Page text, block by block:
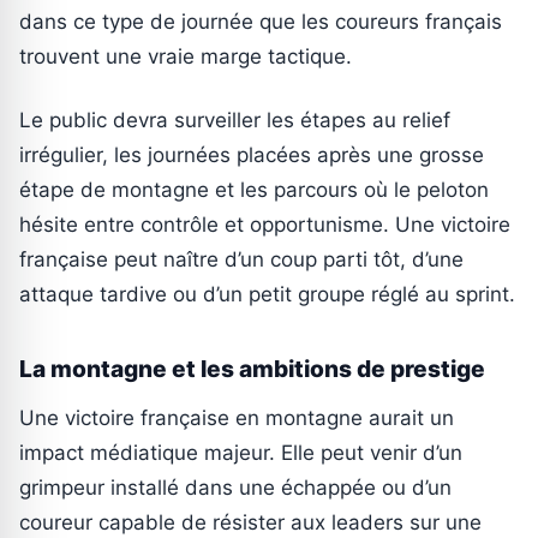
dans ce type de journée que les coureurs français
trouvent une vraie marge tactique.
Le public devra surveiller les étapes au relief
irrégulier, les journées placées après une grosse
étape de montagne et les parcours où le peloton
hésite entre contrôle et opportunisme. Une victoire
française peut naître d’un coup parti tôt, d’une
attaque tardive ou d’un petit groupe réglé au sprint.
La montagne et les ambitions de prestige
Une victoire française en montagne aurait un
impact médiatique majeur. Elle peut venir d’un
grimpeur installé dans une échappée ou d’un
coureur capable de résister aux leaders sur une